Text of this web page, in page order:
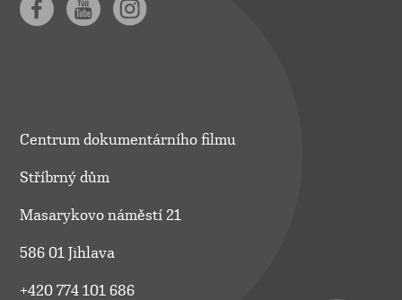
Centrum dokumentárního filmu
Stříbrný dům
Masarykovo náměstí 21
586 01 Jihlava
+420 774 101 686